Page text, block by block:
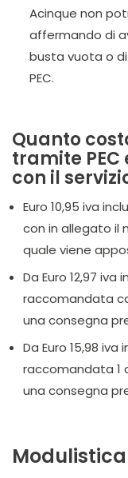
Acinque non
affermando di
busta vuota o
PEC.
Quanto
tramite
con il
Euro 10,95 iva
con in allegato il
quale viene
Da Euro 12,97 iva
raccomandata
una consegna
Da Euro 15,98 iva
raccomandata 1
una consegna